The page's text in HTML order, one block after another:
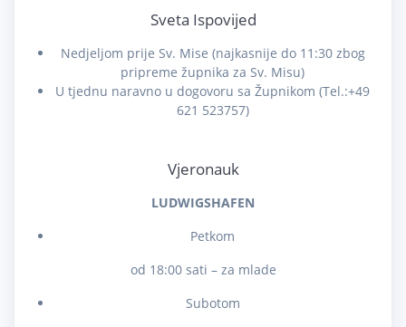
Sveta Ispovijed
Nedjeljom prije Sv. Mise (najkasnije do 11:30 zbog
pripreme župnika za Sv. Misu)
U tjednu naravno u dogovoru sa Župnikom (Tel.:+49
621 523757)
Vjeronauk
LUDWIGSHAFEN
Petkom
od 18:00 sati – za mlade
Subotom